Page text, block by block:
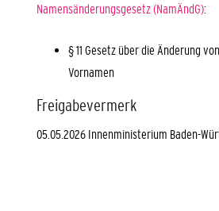
Namensänderungsgesetz (NamÄndG):
§ 11 Gesetz über die Änderung
Vornamen
Freigabevermerk
05.05.2026 Innenministerium Baden-